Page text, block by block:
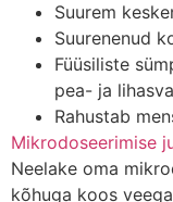
Suurem
Suurenenud
Füüsiliste
pea- ja
Rahustab
Mikrodoseerimise
Neelake oma
kõhuga koos